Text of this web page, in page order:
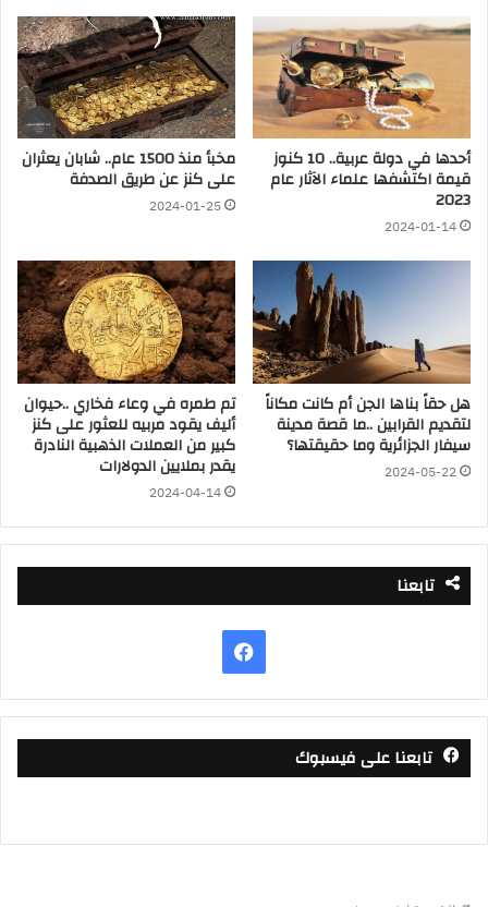
أحدها في دولة عربية.. 10 كنوز
قيمة اكتشفها علماء الآثار عام
2023
2024-01-14
مخبأ منذ 1500 عام.. شابان يعثران
على كنز عن طريق الصدفة
2024-01-25
هل حقاً بناها الجن أم كانت مكاناً
لتقديم القرابين ..ما قصة مدينة
سيفار الجزائرية وما حقيقتها؟
2024-05-22
تم طمره في وعاء فخاري ..حيوان
أليف يقود مربيه للعثور على كنز
كبير من العملات الذهبية النادرة
يقدر بملايين الدولارات
2024-04-14
تابعنا
فيسبوك
تابعنا على فيسبوك